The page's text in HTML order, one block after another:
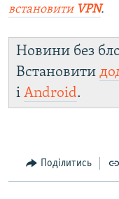
встановити VPN.
Новини без
Встановити
і Android.
Поділитись